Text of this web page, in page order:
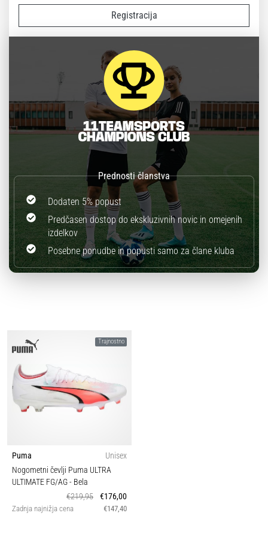
Registracija
Dodaten 5% popust
Predčasen dostop do ekskluzivnih novic in omejenih
izdelkov
Posebne ponudbe in popusti samo za člane kluba
Trajnostno
Puma
Unisex
Nogometni čevlji Puma ULTRA
ULTIMATE FG/AG- Bela
€219,95
€176,00
Zadnja najnižja cena €147,40